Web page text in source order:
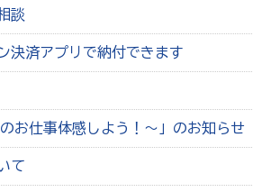
談
決済アプリで納付できます
お仕事体感しよう！～」のお知らせ
て